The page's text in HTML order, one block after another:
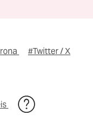
#Twitter / X